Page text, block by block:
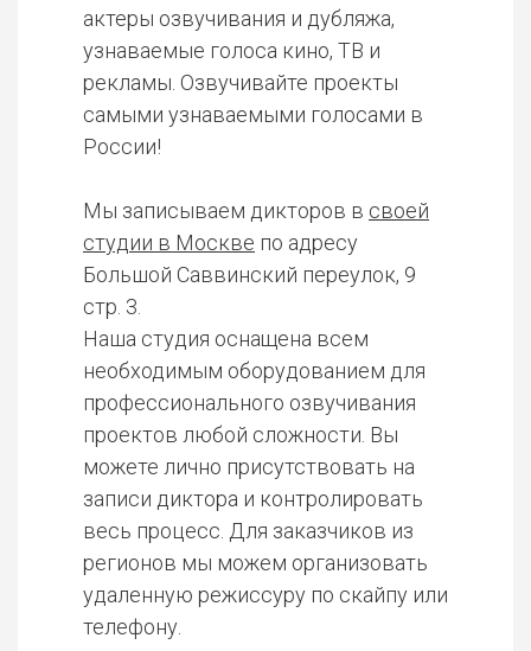
актеры озвучивания и дубляжа,
узнаваемые голоса кино, ТВ и
рекламы. Озвучивайте проекты
самыми узнаваемыми голосами в
России!
Мы записываем дикторов в своей
студии в Москве по адресу
Большой Саввинский переулок, 9
стр. 3.
Наша студия оснащена всем
необходимым оборудованием для
профессионального озвучивания
проектов любой сложности. Вы
можете лично присутствовать на
записи диктора и контролировать
весь процесс. Для заказчиков из
регионов мы можем организовать
удаленную режиссуру по скайпу или
телефону.